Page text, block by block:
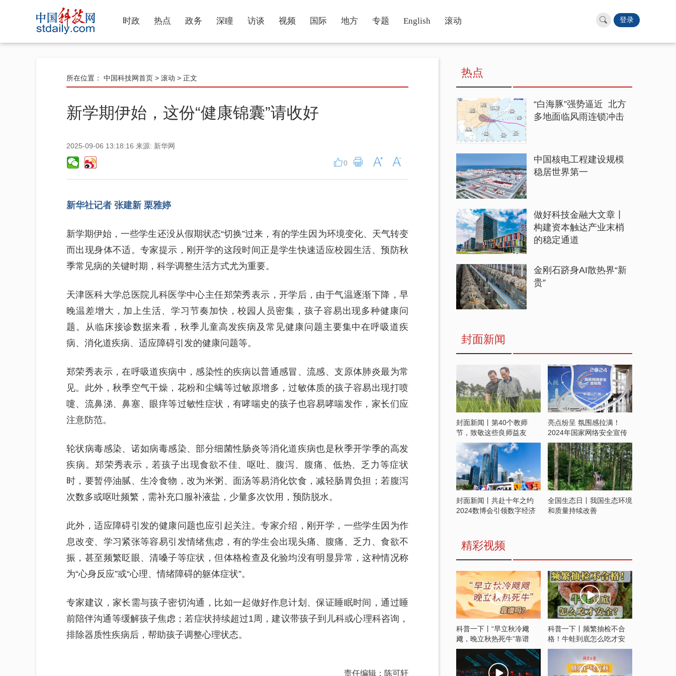
时政 热点 政务 深瞳 访谈 视频 国际 地方 专题 English 滚动 登录
所在位置： 中国科技网首页 > 滚动 > 正文
新学期伊始，这份“健康锦囊”请收好
2025-09-06 13:18:16 来源: 新华网
0
新华社记者 张建新 栗雅婷
新学期伊始，一些学生还没从假期状态“切换”过来，有的学生因为环境变化、天气转变
而出现身体不适。专家提示，刚开学的这段时间正是学生快速适应校园生活、预防秋
季常见病的关键时期，科学调整生活方式尤为重要。
天津医科大学总医院儿科医学中心主任郑荣秀表示，开学后，由于气温逐渐下降，早
晚温差增大，加上生活、学习节奏加快，校园人员密集，孩子容易出现多种健康问
题。从临床接诊数据来看，秋季儿童高发疾病及常见健康问题主要集中在呼吸道疾
病、消化道疾病、适应障碍引发的健康问题等。
郑荣秀表示，在呼吸道疾病中，感染性的疾病以普通感冒、流感、支原体肺炎最为常
见。此外，秋季空气干燥，花粉和尘螨等过敏原增多，过敏体质的孩子容易出现打喷
嚏、流鼻涕、鼻塞、眼痒等过敏性症状，有哮喘史的孩子也容易哮喘发作，家长们应
注意防范。
轮状病毒感染、诺如病毒感染、部分细菌性肠炎等消化道疾病也是秋季开学季的高发
疾病。郑荣秀表示，若孩子出现食欲不佳、呕吐、腹泻、腹痛、低热、乏力等症状
时，要暂停油腻、生冷食物，改为米粥、面汤等易消化饮食，减轻肠胃负担；若腹泻
次数多或呕吐频繁，需补充口服补液盐，少量多次饮用，预防脱水。
此外，适应障碍引发的健康问题也应引起关注。专家介绍，刚开学，一些学生因为作
息改变、学习紧张等容易引发情绪焦虑，有的学生会出现头痛、腹痛、乏力、食欲不
振，甚至频繁眨眼、清嗓子等症状，但体格检查及化验均没有明显异常，这种情况称
为“心身反应”或“心理、情绪障碍的躯体症状”。
专家建议，家长需与孩子密切沟通，比如一起做好作息计划、保证睡眠时间，通过睡
前陪伴沟通等缓解孩子焦虑；若症状持续超过1周，建议带孩子到儿科或心理科咨询，
排除器质性疾病后，帮助孩子调整心理状态。
责任编辑：陈可轩
热点
“白海豚”强势逼近 北方
多地面临风雨连锁冲击
中国核电工程建设规模
稳居世界第一
做好科技金融大文章丨
构建资本触达产业末梢
的稳定通道
金刚石跻身AI散热界“新
贵”
封面新闻
封面新闻丨第40个教师
节，致敬这些良师益友
亮点纷呈 氛围感拉满！
2024年国家网络安全宣传
周开启
封面新闻丨共赴十年之约
2024数博会引领数字经济
全国生态日丨我国生态环境
和质量持续改善
精彩视频
科普一下丨“早立秋冷飕
飕，晚立秋热死牛”靠谱
吗？
科普一下丨频繁抽检不合
格！牛蛙到底怎么吃才安
全？